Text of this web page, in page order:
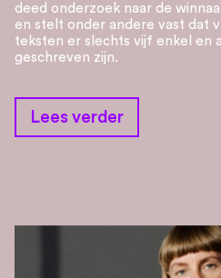
deed onderzoek naar de
en stelt onder andere vast dat
teksten er slechts vijf enkel en
geschreven zijn.
Lees verder